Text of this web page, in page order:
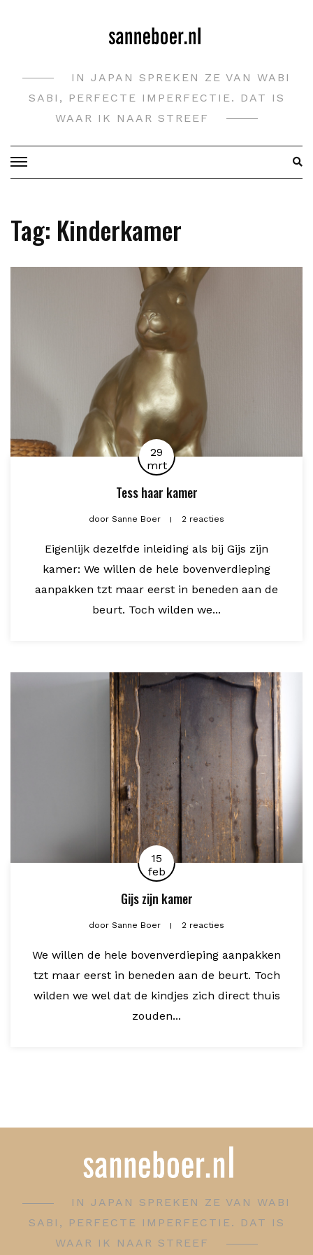
IN JAPAN SPREKEN ZE VAN WABI
SABI, PERFECTE IMPERFECTIE. DAT IS
WAAR IK NAAR STREEF
Tag: Kinderkamer
29
mrt
Tess haar kamer
door Sanne Boer 2 reacties
Eigenlijk dezelfde inleiding als bij Gijs zijn
kamer: We willen de hele bovenverdieping
aanpakken tzt maar eerst in beneden aan de
beurt. Toch wilden we...
15
feb
Gijs zijn kamer
door Sanne Boer 2 reacties
We willen de hele bovenverdieping aanpakken
tzt maar eerst in beneden aan de beurt. Toch
wilden we wel dat de kindjes zich direct thuis
zouden...
IN JAPAN SPREKEN ZE VAN WABI
SABI, PERFECTE IMPERFECTIE. DAT IS
WAAR IK NAAR STREEF